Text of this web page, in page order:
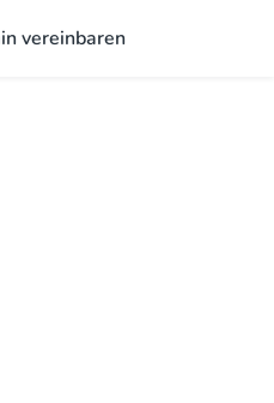
vereinbaren